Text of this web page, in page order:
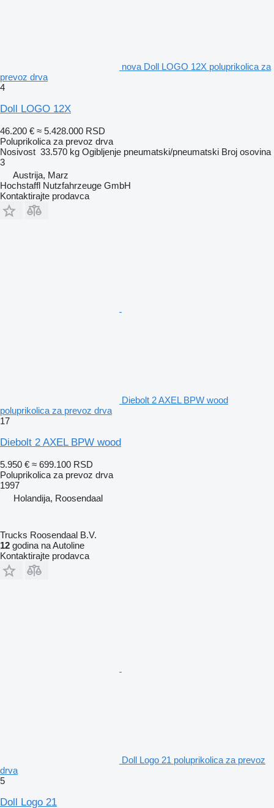
nova Doll LOGO 12X poluprikolica za
prevoz drva
4
Doll LOGO 12X
46.200 € ≈ 5.428.000 RSD
Poluprikolica za prevoz drva
Nosivost 33.570 kg Ogibljenje pneumatski/pneumatski Broj osovina
3
Austrija, Marz
Hochstaffl Nutzfahrzeuge GmbH
Kontaktirajte prodavca
Diebolt 2 AXEL BPW wood
poluprikolica za prevoz drva
17
Diebolt 2 AXEL BPW wood
5.950 € ≈ 699.100 RSD
Poluprikolica za prevoz drva
1997
Holandija, Roosendaal
Trucks Roosendaal B.V.
12 godina na Autoline
Kontaktirajte prodavca
Doll Logo 21 poluprikolica za prevoz
drva
5
Doll Logo 21